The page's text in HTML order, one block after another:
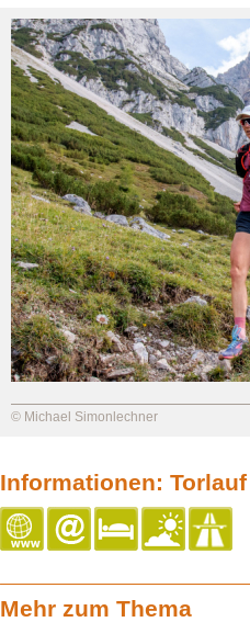
© Michael Simonlechner
Informationen:
Mehr zum Thema